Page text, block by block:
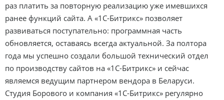
раз платить за повторную реализацию уже имевшихся
ранее функций сайта. А «1С-Битрикс» позволяет
развиваться поступательно: программная часть
обновляется, оставаясь всегда актуальной. За полтора
года мы успешно создали большой технический отдел
по производству сайтов на «1С-Битрикс» и сейчас
являемся ведущим партнером вендора в Беларуси.
Студия Борового и компания «1С-Битрикс» регулярно